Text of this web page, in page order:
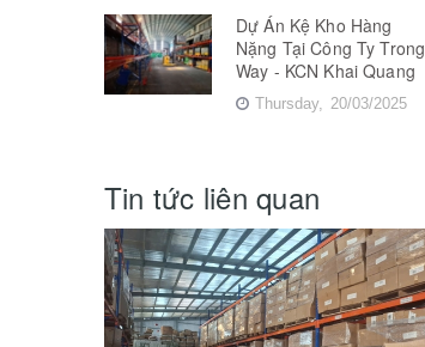
Dự Án Kệ Kho Hàng
Nặng Tại Công Ty Trong
Way - KCN Khai Quang
Thursday, 20/03/2025
Tin tức liên quan